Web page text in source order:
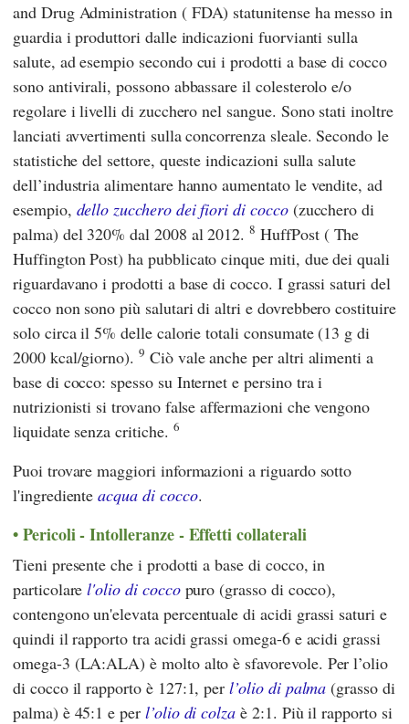
and Drug Administration( FDA) statunitense ha messo in
guardia i produttori dalle indicazioni fuorvianti sulla
salute, ad esempio secondo cui i prodotti a base di cocco
sono antivirali, possono abbassare il colesterolo e/o
regolare i livelli di zucchero nel sangue. Sono stati inoltre
lanciati avvertimenti sulla concorrenza sleale. Secondo le
statistiche del settore, queste indicazioni sulla salute
dell’industria alimentare hanno aumentato le vendite, ad
esempio, dello zucchero dei fiori di cocco(zucchero di
palma) del 320% dal 2008 al 2012.8 HuffPost( The
Huffington Post) ha pubblicato cinque miti, due dei quali
riguardavano i prodotti a base di cocco. I grassi saturi del
cocco non sono più salutari di altri e dovrebbero costituire
solo circa il 5% delle calorie totali consumate (13 g di
2000 kcal/giorno). 9 Ciò vale anche per altri alimenti a
base di cocco: spesso su Internet e persino tra i
nutrizionisti si trovano false affermazioni che vengono
liquidate senza critiche. 6
Puoi trovare maggiori informazioni a riguardo sotto
l'ingredienteacqua di cocco.
Pericoli - Intolleranze - Effetti collaterali
Tieni presente che i prodotti a base di cocco, in
particolarel'olio di coccopuro (grasso di cocco),
contengono un'elevata percentuale di acidi grassi saturi e
quindi il rapporto tra acidi grassi omega-6 e acidi grassi
omega-3 (LA:ALA) è molto alto è sfavorevole. Per l’olio
di cocco il rapporto è 127:1, perl’olio di palma (grasso di
palma) è 45:1 e per l’olio di colza è 2:1. Più il rapporto si